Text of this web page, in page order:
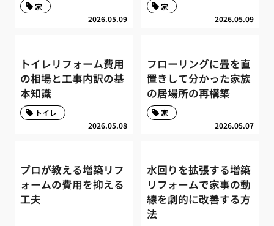
2026.05.09
家
2026.05.09
家
トイレリフォーム費用
の相場と工事内訳の基
本知識
2026.05.08
トイレ
フローリングに畳を直
置きして分かった家族
の居場所の再構築
2026.05.07
家
プロが教える増築リフ
ォームの費用を抑える
工夫
水回りを拡張する増築
リフォームで家事の動
線を劇的に改善する方
法